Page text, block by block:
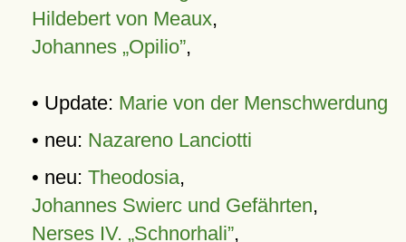
Hildebert von Meaux,
Johannes „Opilio”,
• Update: Marie von der Menschwerdung
• neu: Nazareno Lanciotti
• neu: Theodosia,
Johannes Swierc und Gefährten,
Nerses IV. „Schnorhali”,